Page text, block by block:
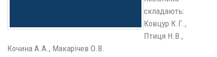
складають:
Ковцур К.Г.,
Птиця Н.В.,
Кочина А.А., Макарічев О.В.